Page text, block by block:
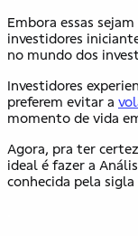
Embora essas
investidores
no mundo dos
Investidores
preferem evitar a
momento de vida
Agora, pra ter
ideal é fazer a
conhecida pela sigla